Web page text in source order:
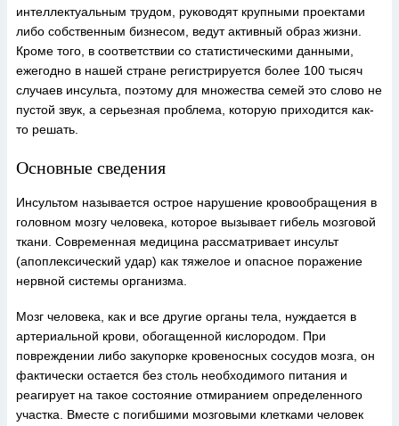
интеллектуальным трудом, руководят крупными проектами
либо собственным бизнесом, ведут активный образ жизни.
Кроме того, в соответствии со статистическими данными,
ежегодно в нашей стране регистрируется более 100 тысяч
случаев инсульта, поэтому для множества семей это слово не
пустой звук, а серьезная проблема, которую приходится как-
то решать.
Основные сведения
Инсультом называется острое нарушение кровообращения в
головном мозгу человека, которое вызывает гибель мозговой
ткани. Современная медицина рассматривает инсульт
(апоплексический удар) как тяжелое и опасное поражение
нервной системы организма.
Мозг человека, как и все другие органы тела, нуждается в
артериальной крови, обогащенной кислородом. При
повреждении либо закупорке кровеносных сосудов мозга, он
фактически остается без столь необходимого питания и
реагирует на такое состояние отмиранием определенного
участка. Вместе с погибшими мозговыми клетками человек